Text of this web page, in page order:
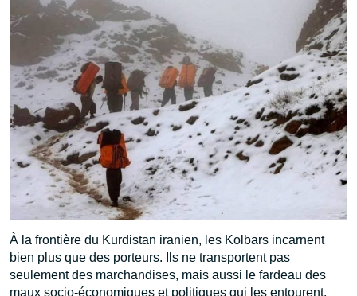
À la frontière du Kurdistan iranien, les Kolbars incarnent
bien plus que des porteurs. Ils ne transportent pas
seulement des marchandises, mais aussi le fardeau des
maux socio-économiques et politiques qui les entourent.